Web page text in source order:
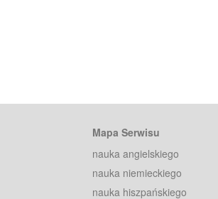
Mapa Serwisu
nauka angielskiego
nauka niemieckiego
nauka hiszpańskiego